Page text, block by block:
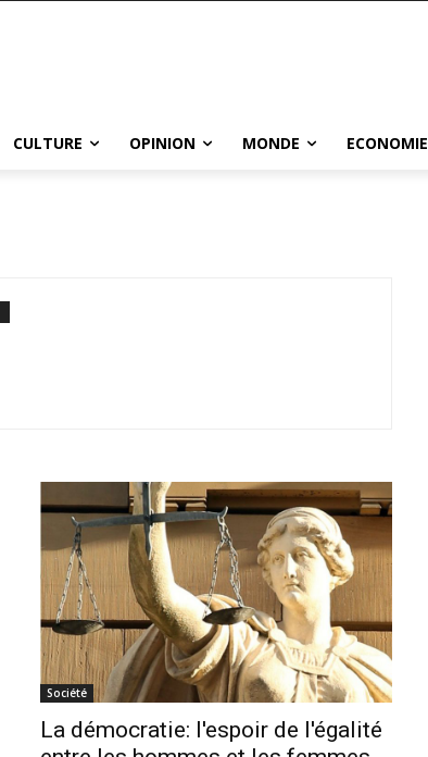
CULTURE OPINION MONDE ECONOMIE
Société
La démocratie: l'espoir de l'égalité